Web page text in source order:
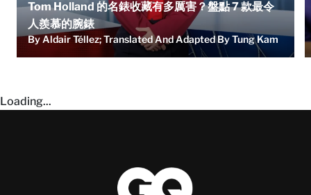
Tom Holland 的名錶收藏有多厲害？盤點 7 款最令
人羨慕的腕錶
By Aldair Téllez; Translated And Adapted By Tung Kam